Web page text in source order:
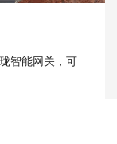
智能网关，可